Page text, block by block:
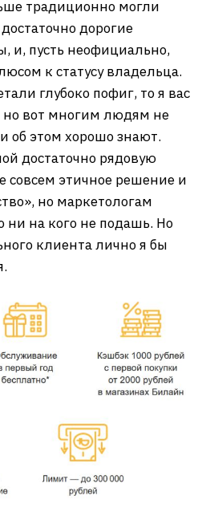
традиционно могли
дорогие
и, пусть неофициально,
к статусу владельца.
глубоко пофиг, то я вас
вот многим людям не
об этом хорошо знают.
достаточно рядовую
совсем этичное решение и
но маркетологам
ни на кого не подашь. Но
клиента лично я бы